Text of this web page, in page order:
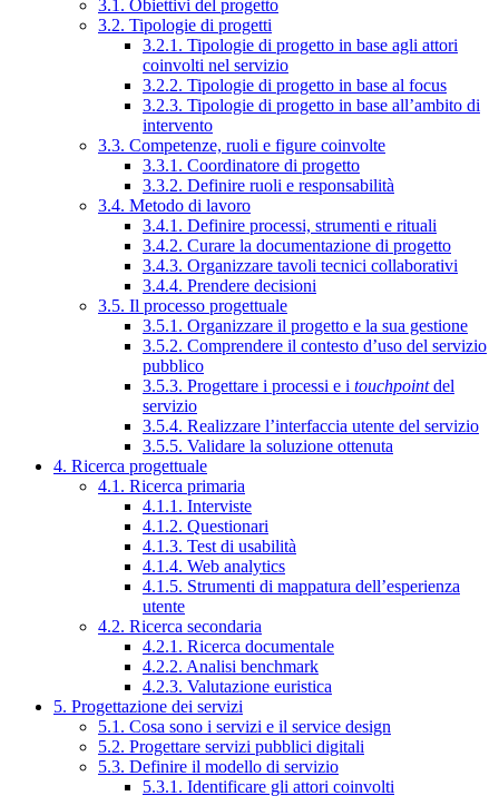
3.1. Obiettivi del progetto
3.2. Tipologie di progetti
3.2.1. Tipologie di progetto in base agli attori
coinvolti nel servizio
3.2.2. Tipologie di progetto in base al focus
3.2.3. Tipologie di progetto in base all’ambito di
intervento
3.3. Competenze, ruoli e figure coinvolte
3.3.1. Coordinatore di progetto
3.3.2. Definire ruoli e responsabilità
3.4. Metodo di lavoro
3.4.1. Definire processi, strumenti e rituali
3.4.2. Curare la documentazione di progetto
3.4.3. Organizzare tavoli tecnici collaborativi
3.4.4. Prendere decisioni
3.5. Il processo progettuale
3.5.1. Organizzare il progetto e la sua gestione
3.5.2. Comprendere il contesto d’uso del servizio
pubblico
3.5.3. Progettare i processi e i touchpointdel
servizio
3.5.4. Realizzare l’interfaccia utente del servizio
3.5.5. Validare la soluzione ottenuta
4. Ricerca progettuale
4.1. Ricerca primaria
4.1.1. Interviste
4.1.2. Questionari
4.1.3. Test di usabilità
4.1.4. Web analytics
4.1.5. Strumenti di mappatura dell’esperienza
utente
4.2. Ricerca secondaria
4.2.1. Ricerca documentale
4.2.2. Analisi benchmark
4.2.3. Valutazione euristica
5. Progettazione dei servizi
5.1. Cosa sono i servizi e il service design
5.2. Progettare servizi pubblici digitali
5.3. Definire il modello di servizio
5.3.1. Identificare gli attori coinvolti